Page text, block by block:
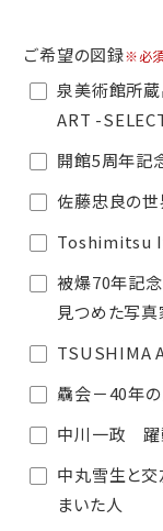
ご希望の図録※必
泉美術館所
ART -
開館5周年
佐藤忠良の
Toshimitsu
被爆70年記
見つめた写真
TSUSHIMA
驫会－40年
中川一政 躍
中丸雪生と
まいた人